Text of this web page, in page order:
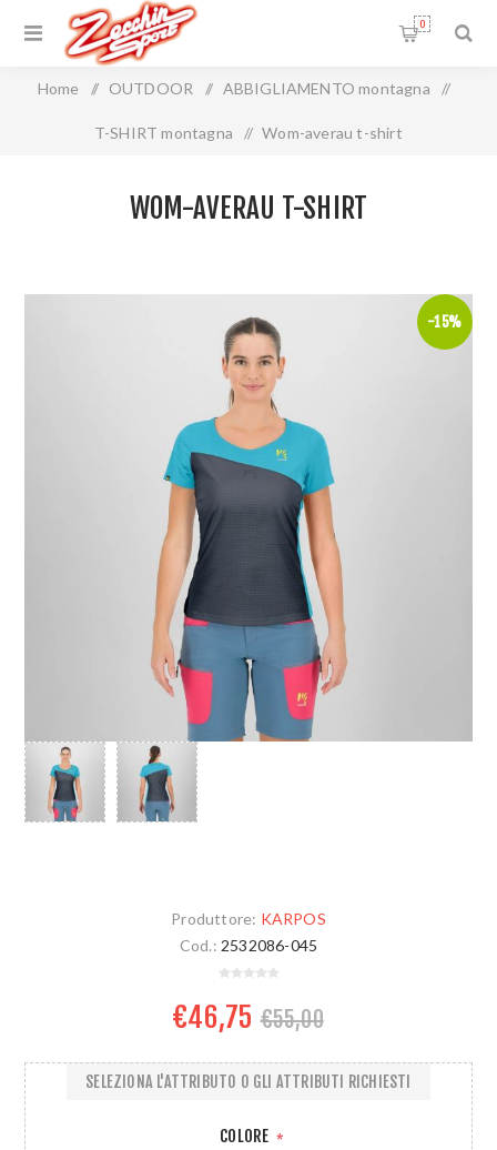
0
Home / OUTDOOR / ABBIGLIAMENTO montagna /
T-SHIRT montagna / Wom-averau t-shirt
-15%
WOM-AVERAU T-SHIRT
Produttore: KARPOS
Cod.: 2532086-045
€46,75 €55,00
COLORE *
SELEZIONA L'ATTRIBUTO O GLI ATTRIBUTI RICHIESTI